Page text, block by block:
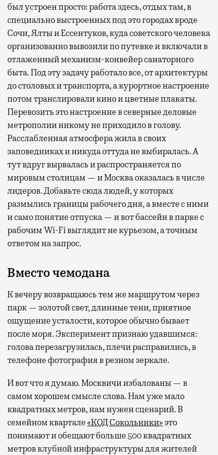
был устроен просто: работа здесь, отдых там, в
специально выстроенных под это городах вроде
Сочи, Ялты и Ессентуков, куда советского человека
организованно вывозили по путевке и включали в
отлаженный механизм-конвейер санаторного
быта. Под эту задачу работало все, от архитектуры
до столовых и транспорта, а курортное настроение
потом транслировали кино и цветные плакаты.
Перевозить это настроение в северные деловые
метрополии никому не приходило в голову.
Расслабленная атмосфера жила в своих
заповедниках и никуда оттуда не выбиралась. А
тут вдруг вырвалась и распространяется по
мировым столицам — и Москва оказалась в числе
лидеров. Добавьте сюда людей, у которых
размылись границы рабочего дня, а вместе с ними
и само понятие отпуска — и вот бассейн в парке с
рабочим Wi-Fi выглядит не курьезом, а точным
ответом на запрос.
Вместо чемодана
К вечеру возвращаюсь тем же маршрутом через
парк — золотой свет, длинные тени, приятное
ощущение усталости, которое обычно бывает
после моря. Эксперимент признаю удавшимся:
голова перезагрузилась, плечи расправились, в
телефоне фотография в резном зеркале.
И вот что я думаю. Москвичи избалованы — в
самом хорошем смысле слова. Нам уже мало
квадратных метров, нам нужен сценарий. В
семейном квартале«КОД Сокольники»это
понимают и обещают больше 500 квадратных
метров клубной инфраструктуры для жителей